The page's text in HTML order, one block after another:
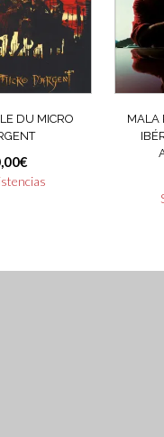
DU MICRO
€
MALA